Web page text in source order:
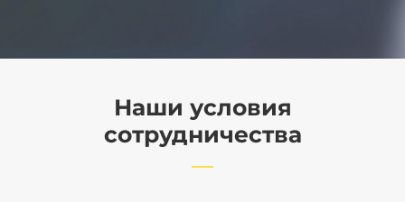
Наши условия
сотрудничества